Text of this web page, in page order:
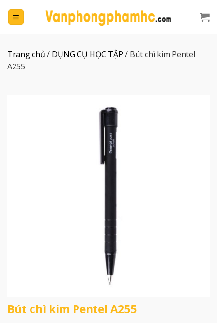
đến
Trang chủ / DỤNG CỤ HỌC TẬP / Bút chì kim Pentel
A255
Bút chì kim Pentel A255